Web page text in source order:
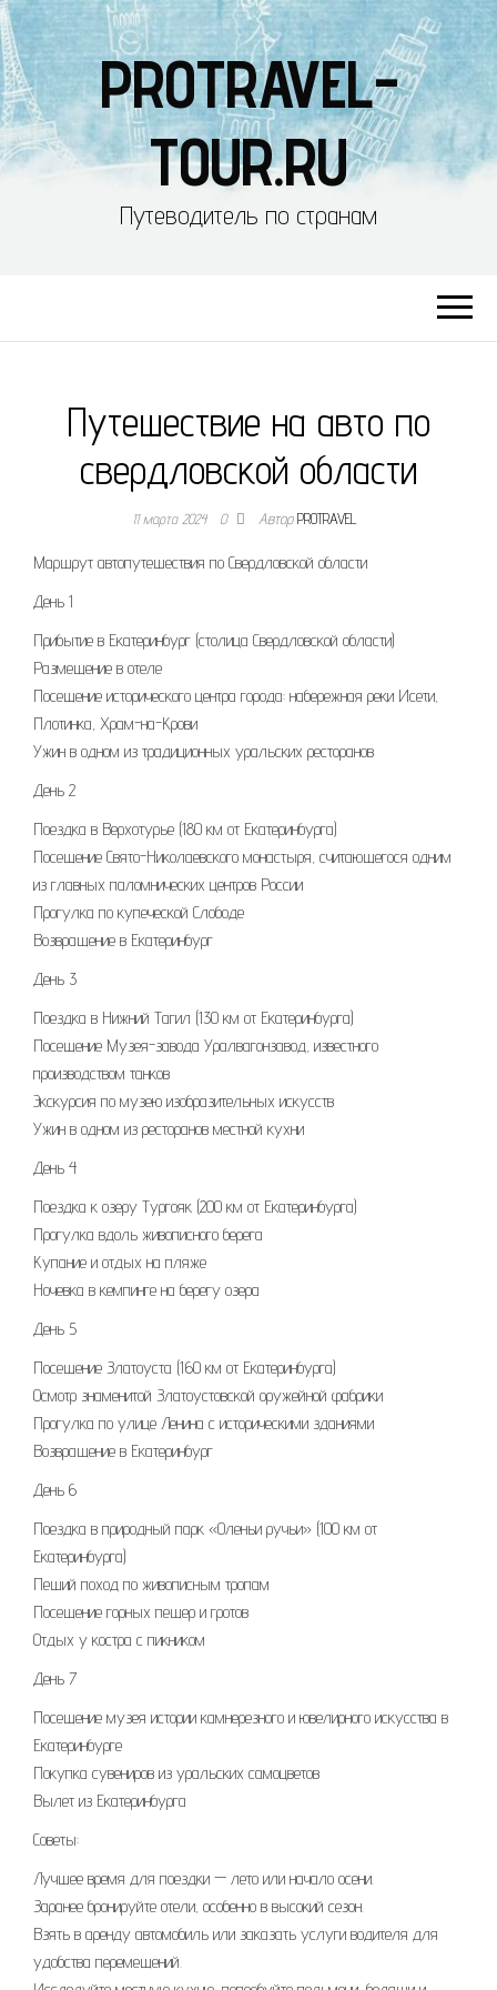
PROTRAVEL-
TOUR.RU
Путеводитель по странам
Путешествие на авто по
свердловской области
11 марта 2024 0 АвторPROTRAVEL
Маршрут автопутешествия по Свердловской области
День 1
Прибытие в Екатеринбург (столица Свердловской области)
Размещение в отеле
Посещение исторического центра города: набережная реки Исети,
Плотинка, Храм-на-Крови
Ужин в одном из традиционных уральских ресторанов
День 2
Поездка в Верхотурье (180 км от Екатеринбурга)
Посещение Свято-Николаевского монастыря, считающегося одним
из главных паломнических центров России
Прогулка по купеческой Слободе
Возвращение в Екатеринбург
День 3
Поездка в Нижний Тагил (130 км от Екатеринбурга)
Посещение Музея-завода Уралвагонзавод, известного
производством танков
Экскурсия по музею изобразительных искусств
Ужин в одном из ресторанов местной кухни
День 4
Поездка к озеру Тургояк (200 км от Екатеринбурга)
Прогулка вдоль живописного берега
Купание и отдых на пляже
Ночевка в кемпинге на берегу озера
День 5
Посещение Златоуста (160 км от Екатеринбурга)
Осмотр знаменитой Златоустовской оружейной фабрики
Прогулка по улице Ленина с историческими зданиями
Возвращение в Екатеринбург
День 6
Поездка в природный парк «Оленьи ручьи» (100 км от
Екатеринбурга)
Пеший поход по живописным тропам
Посещение горных пещер и гротов
Отдых у костра с пикником
День 7
Посещение музея истории камнерезного и ювелирного искусства в
Екатеринбурге
Покупка сувениров из уральских самоцветов
Вылет из Екатеринбурга
Советы:
Лучшее время для поездки — лето или начало осени.
Заранее бронируйте отели, особенно в высокий сезон.
Взять в аренду автомобиль или заказать услуги водителя для
удобства перемещений.